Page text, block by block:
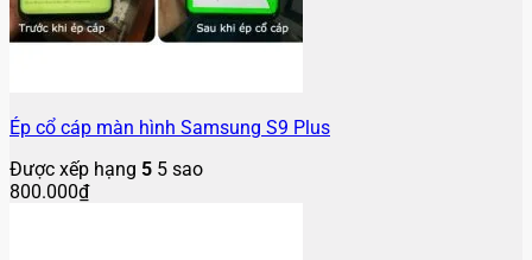
Ép cổ cáp màn hình Samsung S9 Plus
Được xếp hạng 5 5 sao
800.000₫